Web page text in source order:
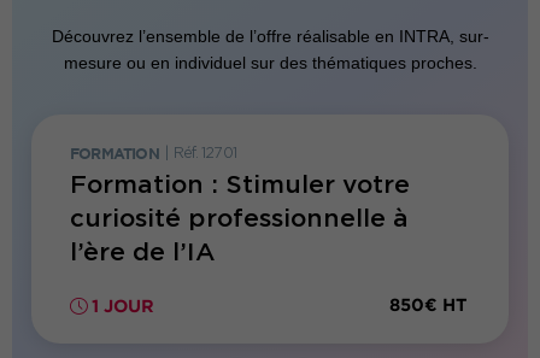
Découvrez l’ensemble de l’offre réalisable en INTRA, sur-
mesure ou en individuel sur des thématiques proches.
FORMATION Réf. 12701
Formation : Stimuler votre
curiosité professionnelle à
l’ère de l’IA
1 JOUR 850€ HT